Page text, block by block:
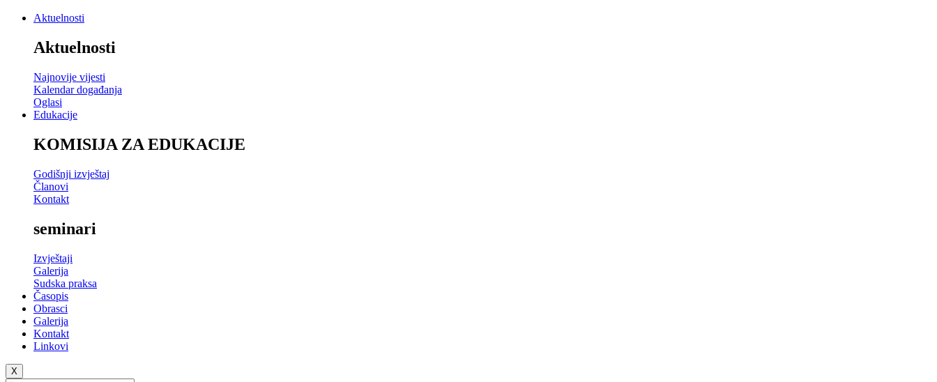
Aktuelnosti
Aktuelnosti
Najnovije vijesti
Kalendar događanja
Oglasi
Edukacije
KOMISIJA ZA EDUKACIJE
Godišnji izvještaj
Članovi
Kontakt
seminari
Izvještaji
Galerija
Sudska praksa
Časopis
Obrasci
Galerija
Kontakt
Linkovi
X